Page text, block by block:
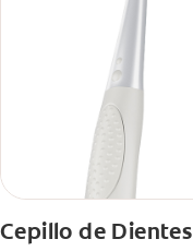
Cepillo de